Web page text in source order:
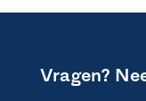
Vragen?